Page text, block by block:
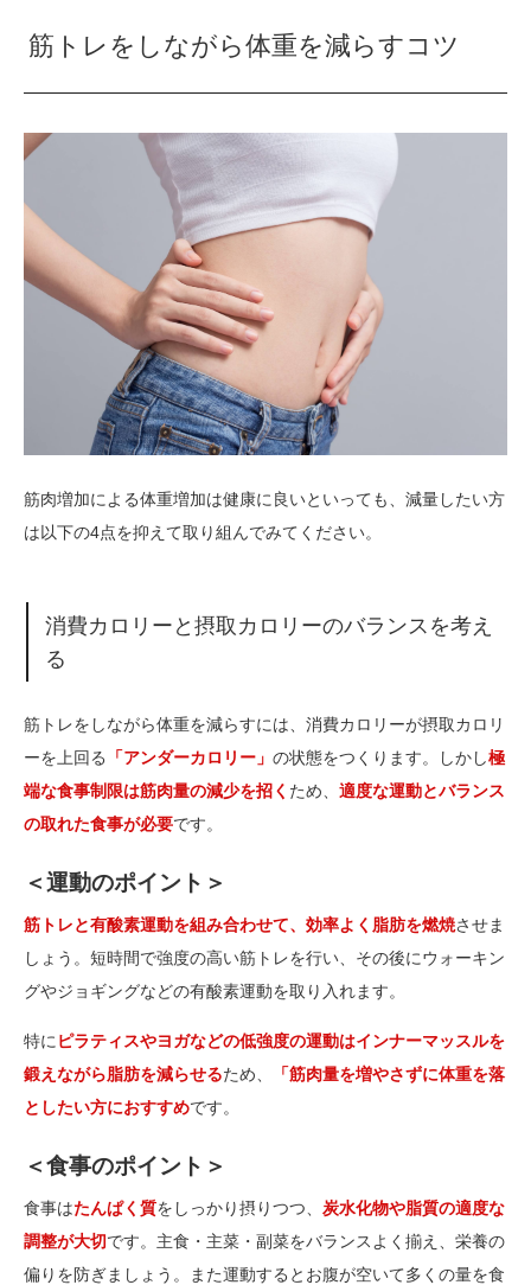
筋トレをしながら体重を減らすコツ
筋肉増加による体重増加は健康に良いといっても、減量したい方
は以下の4点を抑えて取り組んでみてください。
消費カロリーと摂取カロリーのバランスを考え
る
筋トレをしながら体重を減らすには、消費カロリーが摂取カロリ
ーを上回る
「アンダーカロリー」 の状態をつくります。しかし極
端な食事制限は筋肉量の減少を招く ため、 適度な運動とバランス
の取れた食事が必要です。
＜運動のポイント＞
筋トレと有酸素運動を組み合わせて、効率よく脂肪を燃焼させま
しょう。短時間で強度の高い筋トレを行い、その後にウォーキン
グやジョギングなどの有酸素運動を取り入れます。
特に ピラティスやヨガなどの低強度の運動はインナーマッスルを
鍛えながら脂肪を減らせるため、
「筋肉量を増やさずに体重を落
としたい方におすすめです。
＜食事のポイント＞
食事はたんぱく質をしっかり摂りつつ、 炭水化物や脂質の適度な
調整が大切です。主食・主菜・副菜をバランスよく揃え、栄養の
偏りを防ぎましょう。また運動するとお腹が空いて多くの量を食